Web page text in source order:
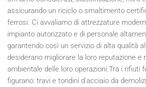
assicurando un riciclo o smaltimento
ferrosi. Ci avvaliamo di attrezzature
impianto autorizzato e di personale
garantendo così un servizio di alta qualità
desiderano migliorare la loro reputazione e
ambientale delle loro operazioni.Tra i rifiuti
figurano: travi e tondini d'acciaio da